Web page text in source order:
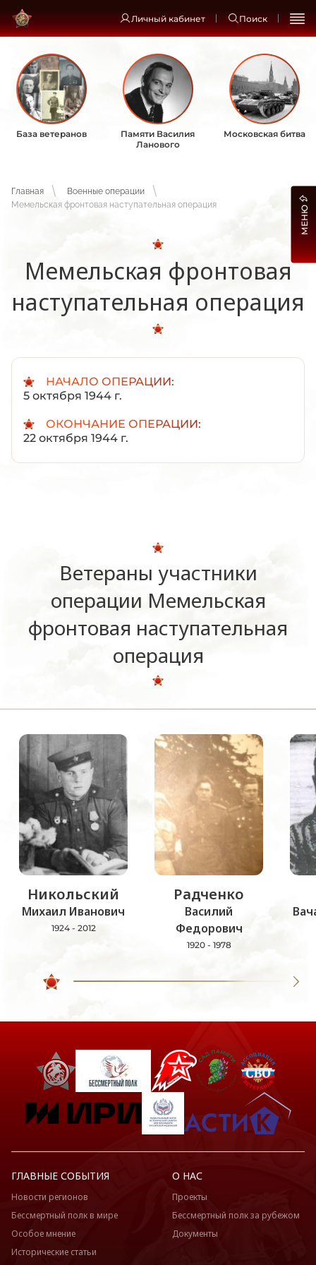
Личный кабинет Поиск
База ветеранов
Памяти Василия
Ланового
Московская битва
Главная
Военные операции
Мемельская фронтовая наступательная операция
Мемельская фронтовая
наступательная операция
НАЧАЛО ОПЕРАЦИИ:
5 октября 1944 г.
ОКОНЧАНИЕ ОПЕРАЦИИ:
22 октября 1944 г.
Ветераны участники
операции Мемельская
фронтовая наступательная
операция
Никольский
Михаил Иванович
1924 - 2012
Радченко
Василий
Федорович
1920 - 1978
МЕНЮ
ГЛАВНЫЕ СОБЫТИЯ
Новости регионов
Бессмертный полк в мире
Особое мнение
Исторические статьи
О НАС
Проекты
Бессмертный полк за рубежом
Документы